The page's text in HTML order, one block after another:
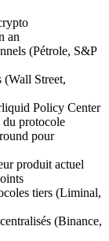
an
(Pétrole, S&P
(Wall Street,
Policy Center
du protocole
pour
produit actuel
tiers (Liminal,
(Binance,